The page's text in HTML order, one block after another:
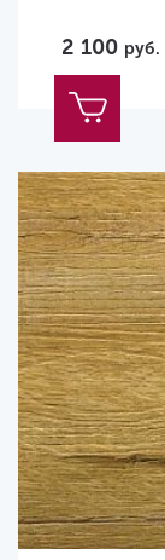
2 100 руб.